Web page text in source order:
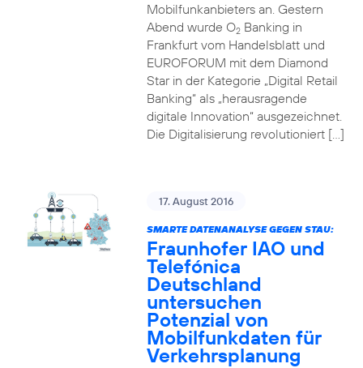
Mobilfunkanbieters an. Gestern
Abend wurde O2Banking in
Frankfurt vom Handelsblatt und
EUROFORUM mit dem Diamond
Star in der Kategorie „Digital Retail
Banking“ als „herausragende
digitale Innovation“ ausgezeichnet.
Die Digitalisierung revolutioniert […]
17. August 2016
SMARTE DATENANALYSE GEGEN STAU:
Fraunhofer IAO und
Telefónica
Deutschland
untersuchen
Potenzial von
Mobilfunkdaten für
Verkehrsplanung